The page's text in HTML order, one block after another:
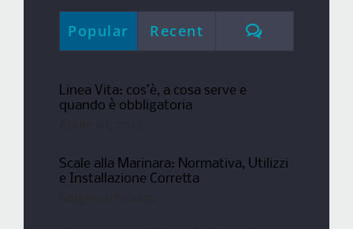
Popular Recent Comments
Linea Vita: cos’è, a cosa serve e
quando è obbligatoria
Scale alla Marinara: Normativa, Utilizzi
e Installazione Corretta